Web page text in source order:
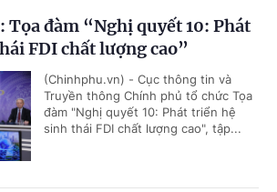
Tọa đàm “Nghị quyết 10: Phát
FDI chất lượng cao”
(Chinhphu.vn) - Cục thông tin và
Truyền thông Chính phủ tổ chức Tọa
đàm "Nghị quyết 10: Phát triển hệ
sinh thái FDI chất lượng cao", tập...